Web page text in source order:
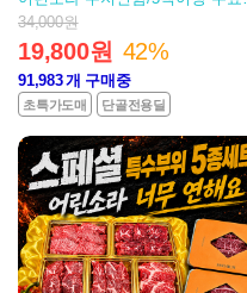
송
34,000원
19,800원 42%
91,983개 구매중
초특가도매 단골전용딜